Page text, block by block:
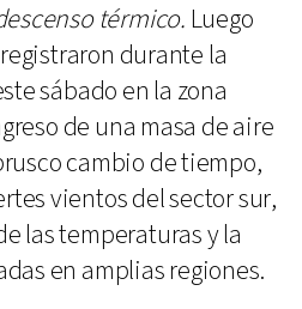
térmico. Luego
durante la
sábado en la zona
de una masa de aire
cambio de tiempo,
vientos del sector sur,
las temperaturas y la
en amplias regiones.